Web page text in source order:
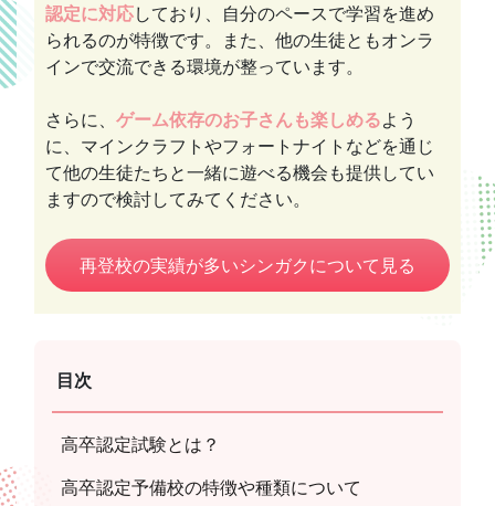
認定に対応しており、自分のペースで学習を進め
られるのが特徴です。また、他の生徒ともオンラ
インで交流できる環境が整っています。
さらに、 ゲーム依存のお子さんも楽しめるよう
に、マインクラフトやフォートナイトなどを通じ
て他の生徒たちと一緒に遊べる機会も提供してい
ますので検討してみてください。
再登校の実績が多いシンガクについて見る
目次
高卒認定試験とは？
高卒認定予備校の特徴や種類について